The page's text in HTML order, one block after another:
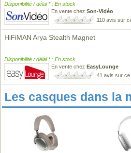
Disponibilité / délai * : En stock
En vente chez Son-Vidéo
110 avis sur
HiFiMAN Arya Stealth Magnet
Disponibilité / délai * : En stock
En vente chez EasyLounge
41 avis sur
Les casques dans la